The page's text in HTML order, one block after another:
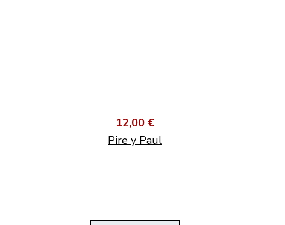
12,00 €
Pire y Paul